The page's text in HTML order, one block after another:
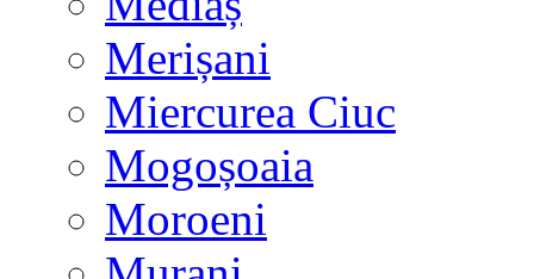
Merișani
Miercurea Ciuc
Mogoșoaia
Moroeni